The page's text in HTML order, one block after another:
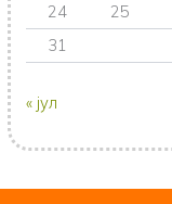
24
25
31
« јул